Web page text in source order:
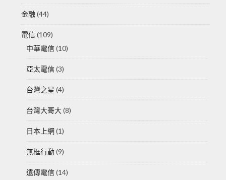
金融 (44)
電信(109)
中華電信(10)
亞太電信(3)
台灣之星 (4)
台灣大哥大(8)
日本上網(1)
無框行動(9)
遠傳電信(14)